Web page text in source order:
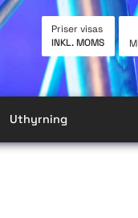
Priser visas
INKL. MOMS
Uthyrning